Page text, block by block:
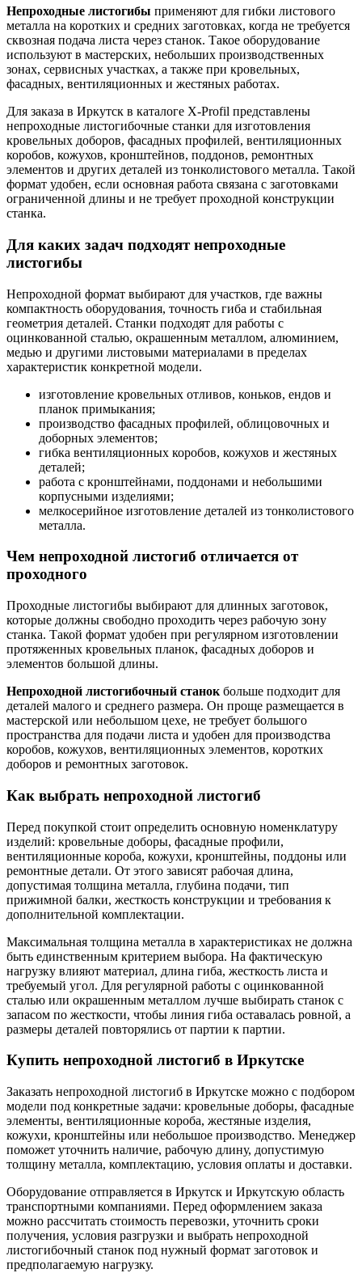
Непроходные листогибы применяют для гибки листового
металла на коротких и средних заготовках, когда не требуется
сквозная подача листа через станок. Такое оборудование
используют в мастерских, небольших производственных
зонах, сервисных участках, а также при кровельных,
фасадных, вентиляционных и жестяных работах.
Для заказа в Иркутск в каталоге X-Profil представлены
непроходные листогибочные станки для изготовления
кровельных доборов, фасадных профилей, вентиляционных
коробов, кожухов, кронштейнов, поддонов, ремонтных
элементов и других деталей из тонколистового металла. Такой
формат удобен, если основная работа связана с заготовками
ограниченной длины и не требует проходной конструкции
станка.
Для каких задач подходят непроходные
листогибы
Непроходной формат выбирают для участков, где важны
компактность оборудования, точность гиба и стабильная
геометрия деталей. Станки подходят для работы с
оцинкованной сталью, окрашенным металлом, алюминием,
медью и другими листовыми материалами в пределах
характеристик конкретной модели.
изготовление кровельных отливов, коньков, ендов и
планок примыкания;
производство фасадных профилей, облицовочных и
доборных элементов;
гибка вентиляционных коробов, кожухов и жестяных
деталей;
работа с кронштейнами, поддонами и небольшими
корпусными изделиями;
мелкосерийное изготовление деталей из тонколистового
металла.
Чем непроходной листогиб отличается от
проходного
Проходные листогибы выбирают для длинных заготовок,
которые должны свободно проходить через рабочую зону
станка. Такой формат удобен при регулярном изготовлении
протяженных кровельных планок, фасадных доборов и
элементов большой длины.
Непроходной листогибочный станок больше подходит для
деталей малого и среднего размера. Он проще размещается в
мастерской или небольшом цехе, не требует большого
пространства для подачи листа и удобен для производства
коробов, кожухов, вентиляционных элементов, коротких
доборов и ремонтных заготовок.
Как выбрать непроходной листогиб
Перед покупкой стоит определить основную номенклатуру
изделий: кровельные доборы, фасадные профили,
вентиляционные короба, кожухи, кронштейны, поддоны или
ремонтные детали. От этого зависят рабочая длина,
допустимая толщина металла, глубина подачи, тип
прижимной балки, жесткость конструкции и требования к
дополнительной комплектации.
Максимальная толщина металла в характеристиках не должна
быть единственным критерием выбора. На фактическую
нагрузку влияют материал, длина гиба, жесткость листа и
требуемый угол. Для регулярной работы с оцинкованной
сталью или окрашенным металлом лучше выбирать станок с
запасом по жесткости, чтобы линия гиба оставалась ровной, а
размеры деталей повторялись от партии к партии.
Купить непроходной листогиб в Иркутске
Заказать непроходной листогиб в Иркутске можно с подбором
модели под конкретные задачи: кровельные доборы, фасадные
элементы, вентиляционные короба, жестяные изделия,
кожухи, кронштейны или небольшое производство. Менеджер
поможет уточнить наличие, рабочую длину, допустимую
толщину металла, комплектацию, условия оплаты и доставки.
Оборудование отправляется в Иркутск и Иркутскую область
транспортными компаниями. Перед оформлением заказа
можно рассчитать стоимость перевозки, уточнить сроки
получения, условия разгрузки и выбрать непроходной
листогибочный станок под нужный формат заготовок и
предполагаемую нагрузку.